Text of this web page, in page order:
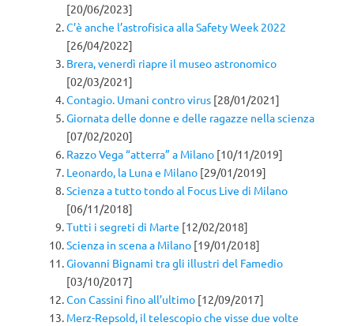
[20/06/2023]
C’è anche l’astrofisica alla Safety Week 2022
[26/04/2022]
Brera, venerdì riapre il museo astronomico
[02/03/2021]
Contagio. Umani contro virus [28/01/2021]
Giornata delle donne e delle ragazze nella scienza
[07/02/2020]
Razzo Vega “atterra” a Milano [10/11/2019]
Leonardo, la Luna e Milano [29/01/2019]
Scienza a tutto tondo al Focus Live di Milano
[06/11/2018]
Tutti i segreti di Marte [12/02/2018]
Scienza in scena a Milano [19/01/2018]
Giovanni Bignami tra gli illustri del Famedio
[03/10/2017]
Con Cassini fino all’ultimo [12/09/2017]
Merz-Repsold, il telescopio che visse due volte